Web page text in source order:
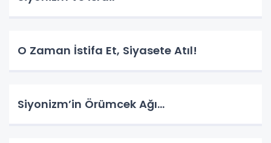
O Zaman İstifa Et, Siyasete Atıl!
Siyonizm’in Örümcek Ağı…